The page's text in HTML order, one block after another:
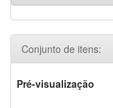
Conjunto de itens:
Pré-visualização